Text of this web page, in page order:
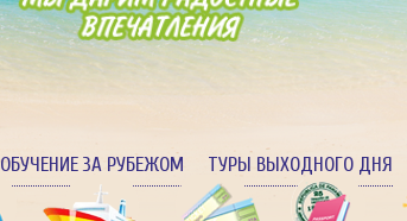
ОБУЧЕНИЕ ЗА РУБЕЖОМ ТУРЫ ВЫХОДНОГО ДНЯ